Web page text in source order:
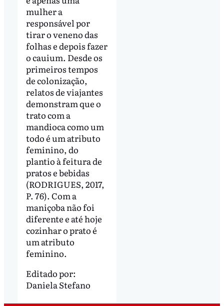
mulher a
responsável por
tirar o veneno das
folhas e depois fazer
o cauium. Desde os
primeiros tempos
de colonização,
relatos de viajantes
demonstram que o
trato com a
mandioca como um
todo é um atributo
feminino, do
plantio à feitura de
pratos e bebidas
(RODRIGUES, 2017,
P. 76). Com a
maniçoba não foi
diferente e até hoje
cozinhar o prato é
um atributo
feminino.
Editado por:
Daniela Stefano